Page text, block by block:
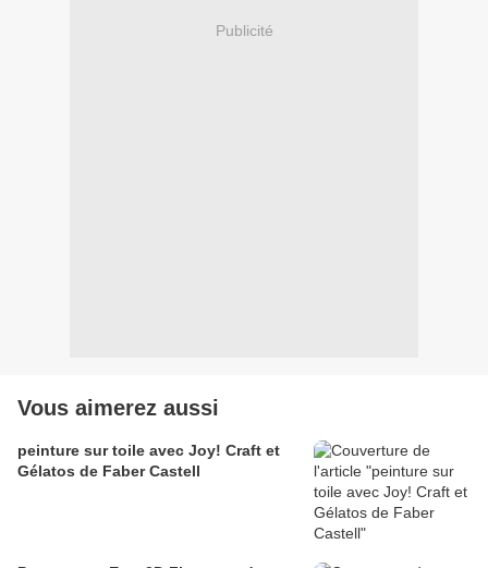
Publicité
Vous aimerez aussi
peinture sur toile avec Joy! Craft et
Gélatos de Faber Castell